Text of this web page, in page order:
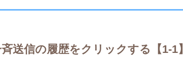
送信の履歴をクリックする【1-1】